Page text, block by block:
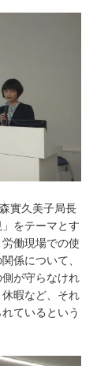
實久美子局長
をテーマとす
働現場での使
係について、
が守らなけれ
暇など、それ
ているという